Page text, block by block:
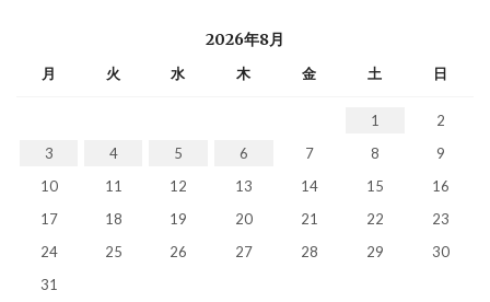
2026年8月
月 火 水 木 金 土 日
1
2
3
4 5 6 7 8
9
10
11 12 13 14 15
16
17
18 19 20 21 22
23
24
25 26 27 28 29
30
31